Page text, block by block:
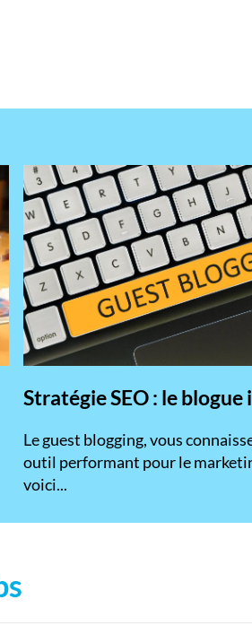
Stratégie SEO : le
​Le guest blogging, vous
outil performant pour le
voici...